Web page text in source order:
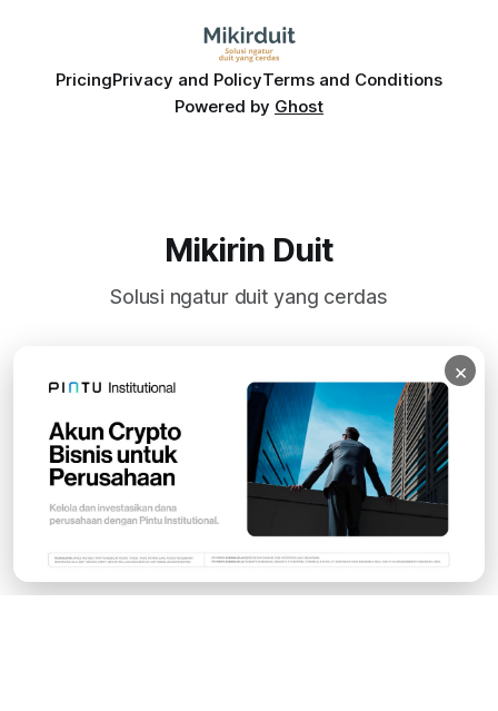
PricingPrivacy and PolicyTerms and Conditions
Powered by Ghost
Mikirin Duit
Solusi ngatur duit yang cerdas
Subscribe
×